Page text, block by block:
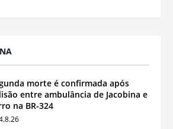
morte é confirmada após
entre ambulância de Jacobina e
na BR-324